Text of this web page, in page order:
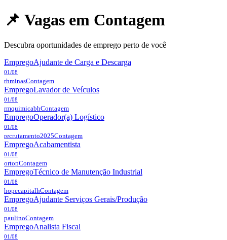
📌 Vagas em Contagem
Descubra oportunidades de emprego perto de você
EmpregoAjudante de Carga e Descarga
01/08
rhminasContagem
EmpregoLavador de Veículos
01/08
rmquimicabhContagem
EmpregoOperador(a) Logístico
01/08
recrutamento2025Contagem
EmpregoAcabamentista
01/08
ortopContagem
EmpregoTécnico de Manutenção Industrial
01/08
hopecapitalhContagem
EmpregoAjudante Serviços Gerais/Produção
01/08
paulinoContagem
EmpregoAnalista Fiscal
01/08